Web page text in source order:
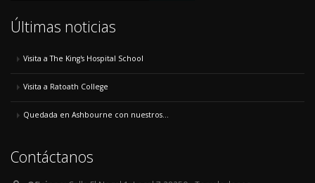
Últimas noticias
Visita a The King's Hospital School
Visita a Ratoath College
Quedada en Ashbourne con nuestros...
Contáctanos